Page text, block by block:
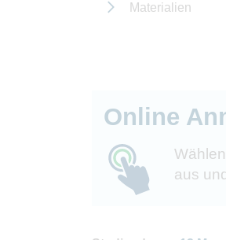
Materialien
Online
aus